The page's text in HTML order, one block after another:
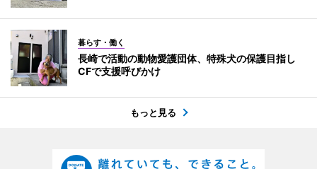
暮らす・働く
長崎で活動の動物愛護団体、特殊犬の保護目指し
CFで支援呼びかけ
もっと見る